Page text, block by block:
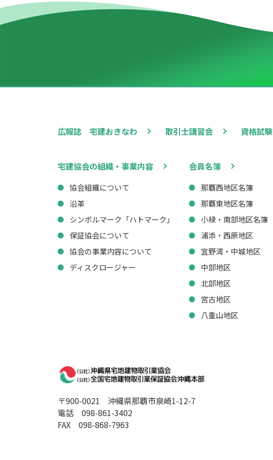
広報誌 宅建おきなわ 取引士講習会 資格試験
宅建協会の組織・事業内容
協会組織について
沿革
シンボルマーク「ハトマーク」
保証協会について
協会の事業内容について
ディスクロージャー
会員名簿
那覇西地区名簿
那覇東地区名簿
小禄・南部地区名簿
浦添・西原地区
宜野湾・中城地区
中部地区
北部地区
宮古地区
八重山地区
〒900-0021 沖縄県那覇市泉崎1-12-7
電話 098-861-3402
FAX 098-868-7963